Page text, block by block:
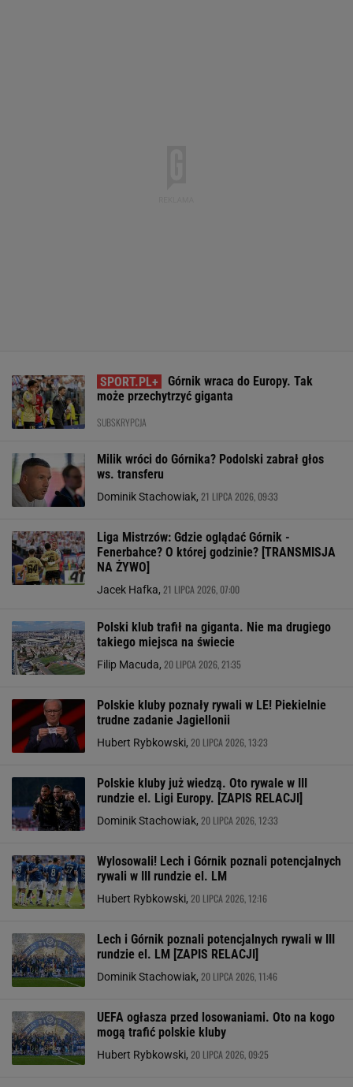
Górnik wraca do Europy. Tak
może przechytrzyć giganta
SUBSKRYPCJA
Milik wróci do Górnika? Podolski zabrał głos
ws. transferu
Dominik Stachowiak, 21 LIPCA 2026, 09:33
Liga Mistrzów: Gdzie oglądać Górnik -
Fenerbahce? O której godzinie? [TRANSMISJA
NA ŻYWO]
Jacek Hafka, 21 LIPCA 2026, 07:00
Polski klub trafił na giganta. Nie ma drugiego
takiego miejsca na świecie
Filip Macuda, 20 LIPCA 2026, 21:35
Polskie kluby poznały rywali w LE! Piekielnie
trudne zadanie Jagiellonii
Hubert Rybkowski, 20 LIPCA 2026, 13:23
Polskie kluby już wiedzą. Oto rywale w III
rundzie el. Ligi Europy. [ZAPIS RELACJI]
Dominik Stachowiak, 20 LIPCA 2026, 12:33
Wylosowali! Lech i Górnik poznali potencjalnych
rywali w III rundzie el. LM
Hubert Rybkowski, 20 LIPCA 2026, 12:16
Lech i Górnik poznali potencjalnych rywali w III
rundzie el. LM [ZAPIS RELACJI]
Dominik Stachowiak, 20 LIPCA 2026, 11:46
UEFA ogłasza przed losowaniami. Oto na kogo
mogą trafić polskie kluby
Hubert Rybkowski, 20 LIPCA 2026, 09:25